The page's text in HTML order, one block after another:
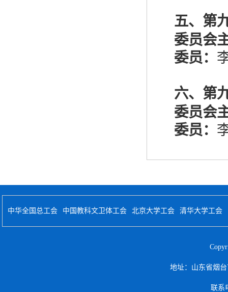
五、第
委员会
委员：
六、第
委员会
委员：
中华全国总工会 中国教科文卫体工会 北京大学工会 清华大学工会
地址：山东省烟
联系